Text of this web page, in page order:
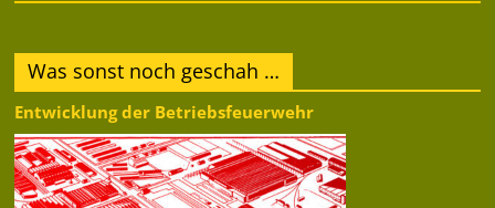
Was sonst noch geschah …
Entwicklung der Betriebsfeuerwehr